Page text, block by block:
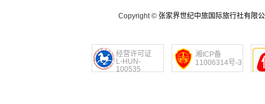
Copyright © 张家界世纪中旅国际旅行社有限
经营许可证
L-HUN-
100535
湘ICP备
11006314号-3